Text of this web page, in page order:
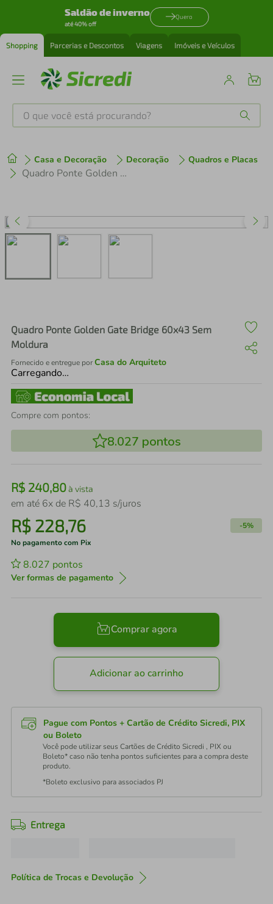
Saldão de inverno
até 40% off
Quero
Shopping Parcerias e Descontos Viagens Imóveis e Veículos
O que você está procurando?
Casa e Decoração Decoração Quadros e Placas
Quadro Ponte Golden Gate Bridge 60x43 Sem Moldura
Quadro Ponte Golden Gate Bridge 60x43 Sem
Moldura
Fornecido e entregue porCasa do Arquiteto
Carregando…
Compre com pontos:
8.027 pontos
R$ 240,80à vista
em até 6x de R$ 40,13 s/juros
R$ 228,76 -5%
No pagamento com Pix
8.027 pontos
Ver formas de pagamento
Comprar agora
Adicionar ao carrinho
Pague com Pontos + Cartão de Crédito Sicredi, PIX
ou Boleto
Você pode utilizar seus Cartões de Crédito Sicredi , PIX ou
Boleto* caso não tenha pontos suficientes para a compra deste
produto.
*Boleto exclusivo para associados PJ
Entrega
Política de Trocas e Devolução
1º tenis
perfume